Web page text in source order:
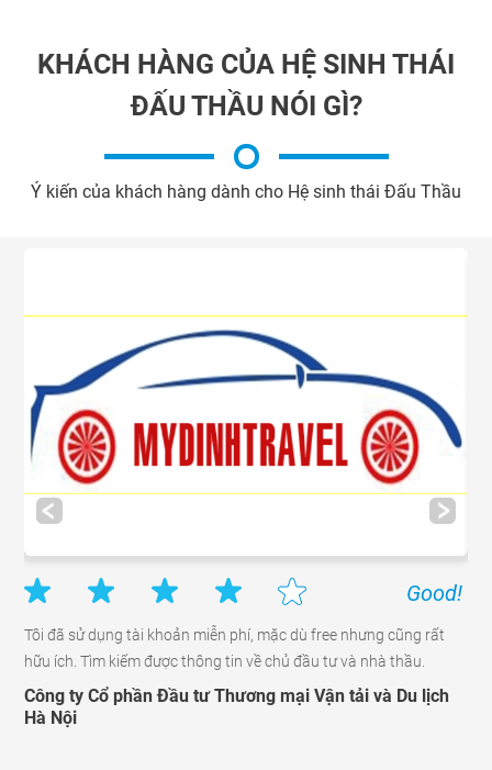
KHÁCH HÀNG CỦA HỆ SINH THÁI
ĐẤU THẦU NÓI GÌ?
Ý kiến của khách hàng dành cho Hệ sinh thái Đấu Thầu
Good!
Tôi đã sử dụng tài khoản miễn phí, mặc dù free nhưng cũng rất
hữu ích. Tìm kiếm được thông tin về chủ đầu tư và nhà thầu.
Công ty Cổ phần Đầu tư Thương mại Vận tải và Du lịch
Hà Nội